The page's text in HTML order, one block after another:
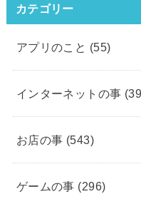
カテゴリー
アプリのこと (55)
インターネットの事
お店の事 (543)
ゲームの事 (296)